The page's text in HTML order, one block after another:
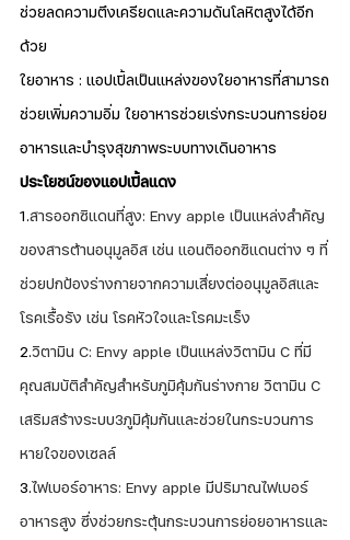
ช่วยลดความตึงเครียดและความดันโลหิตสูงได้อีก
ด้วย
ใยอาหาร : แอปเปิ้ลเป็นแหล่งของใยอาหารที่สามารถ
ช่วยเพิ่มความอิ่ม ใยอาหารช่วยเร่งกระบวนการย่อย
อาหารและบำรุงสุขภาพระบบทางเดินอาหาร
ประโยชน์ของแอปเปิ้ลแดง
1.สารออกซิแดนที่สูง: Envy apple เป็นแหล่งสำคัญ
ของสารต้านอนุมูลอิส เช่น แอนติออกซิแดนต่าง ๆ ที่
ช่วยปกป้องร่างกายจากความเสี่ยงต่ออนุมูลอิสและ
โรคเรื้อรัง เช่น โรคหัวใจและโรคมะเร็ง
2.วิตามิน C: Envy apple เป็นแหล่งวิตามิน C ที่มี
คุณสมบัติสำคัญสำหรับภูมิคุ้มกันร่างกาย วิตามิน C
เสริมสร้างระบบ3ภูมิคุ้มกันและช่วยในกระบวนการ
หายใจของเซลล์
3.ไฟเบอร์อาหาร: Envy apple มีปริมาณไฟเบอร์
อาหารสูง ซึ่งช่วยกระตุ้นกระบวนการย่อยอาหารและ